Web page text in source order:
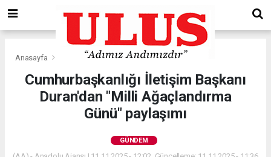
Anasayfa Gündem
Cumhurbaşkanlığı İletişim Başkanı
Duran'dan "Milli Ağaçlandırma
Günü" paylaşımı
GÜNDEM